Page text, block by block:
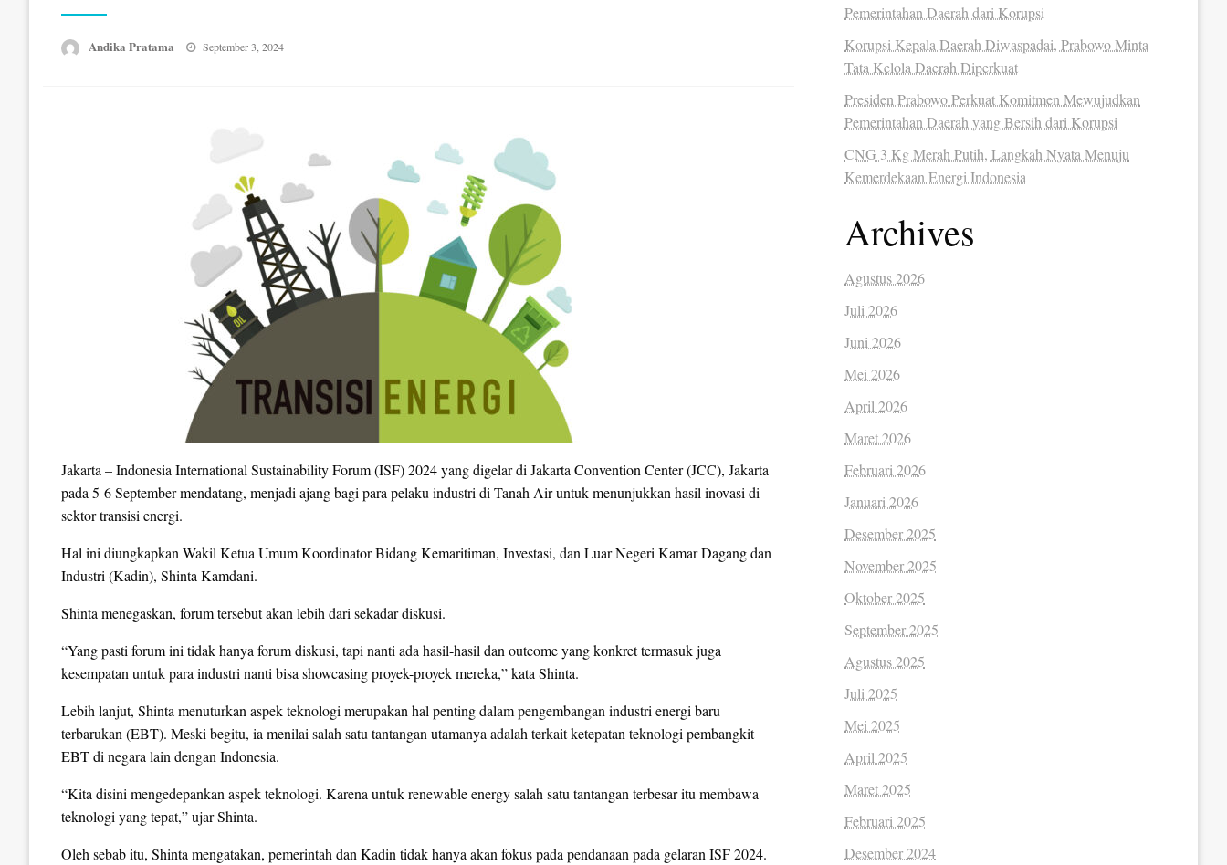
Andika Pratama
Posted
September 3, 2024
Jakarta – Indonesia International Sustainability Forum (ISF) 2024 yang digelar di Jakarta Convention Center (JCC), Jakarta
pada 5-6 September mendatang, menjadi ajang bagi para pelaku industri di Tanah Air untuk menunjukkan hasil inovasi di
sektor transisi energi.
Hal ini diungkapkan Wakil Ketua Umum Koordinator Bidang Kemaritiman, Investasi, dan Luar Negeri Kamar Dagang dan
Industri (Kadin), Shinta Kamdani.
Shinta menegaskan, forum tersebut akan lebih dari sekadar diskusi.
“Yang pasti forum ini tidak hanya forum diskusi, tapi nanti ada hasil-hasil dan outcome yang konkret termasuk juga
kesempatan untuk para industri nanti bisa showcasing proyek-proyek mereka,” kata Shinta.
Lebih lanjut, Shinta menuturkan aspek teknologi merupakan hal penting dalam pengembangan industri energi baru
terbarukan (EBT). Meski begitu, ia menilai salah satu tantangan utamanya adalah terkait ketepatan teknologi pembangkit
EBT di negara lain dengan Indonesia.
“Kita disini mengedepankan aspek teknologi. Karena untuk renewable energy salah satu tantangan terbesar itu membawa
teknologi yang tepat,” ujar Shinta.
Oleh sebab itu, Shinta mengatakan, pemerintah dan Kadin tidak hanya akan fokus pada pendanaan pada gelaran ISF 2024.
Pemerintahan Daerah dari Korupsi
Korupsi Kepala Daerah Diwaspadai, Prabowo Minta
Tata Kelola Daerah Diperkuat
Presiden Prabowo Perkuat Komitmen Mewujudkan
Pemerintahan Daerah yang Bersih dari Korupsi
CNG 3 Kg Merah Putih, Langkah Nyata Menuju
Kemerdekaan Energi Indonesia
Archives
Agustus 2026
Juli 2026
Juni 2026
Mei 2026
April 2026
Maret 2026
Februari 2026
Januari 2026
Desember 2025
November 2025
Oktober 2025
September 2025
Agustus 2025
Juli 2025
Mei 2025
April 2025
Maret 2025
Februari 2025
Desember 2024